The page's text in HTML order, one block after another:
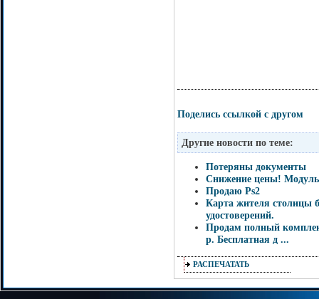
Поделись ссылкой с другом
Другие новости по теме:
Потеряны документы
Снижение цены!
Продаю Ps2
Карта жителя столицы
удостоверений.
Продам полный
р. Бесплатная д ...
РАСПЕЧАТАТЬ